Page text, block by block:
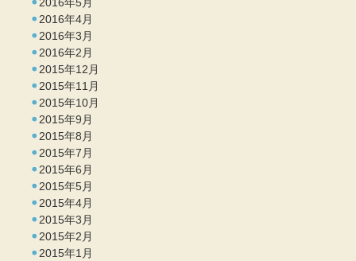
2016年5月
2016年4月
2016年3月
2016年2月
2015年12月
2015年11月
2015年10月
2015年9月
2015年8月
2015年7月
2015年6月
2015年5月
2015年4月
2015年3月
2015年2月
2015年1月